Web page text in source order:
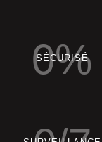
0%
SÉCURISÉ